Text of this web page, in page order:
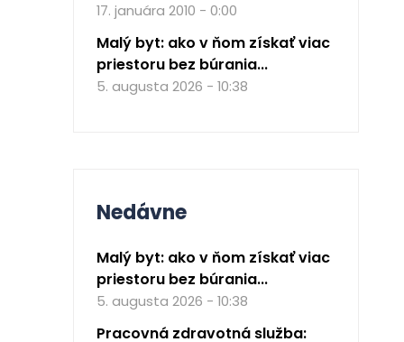
17. januára 2010 - 0:00
Malý byt: ako v ňom získať viac
priestoru bez búrania...
5. augusta 2026 - 10:38
Nedávne
Malý byt: ako v ňom získať viac
priestoru bez búrania...
5. augusta 2026 - 10:38
Pracovná zdravotná služba: